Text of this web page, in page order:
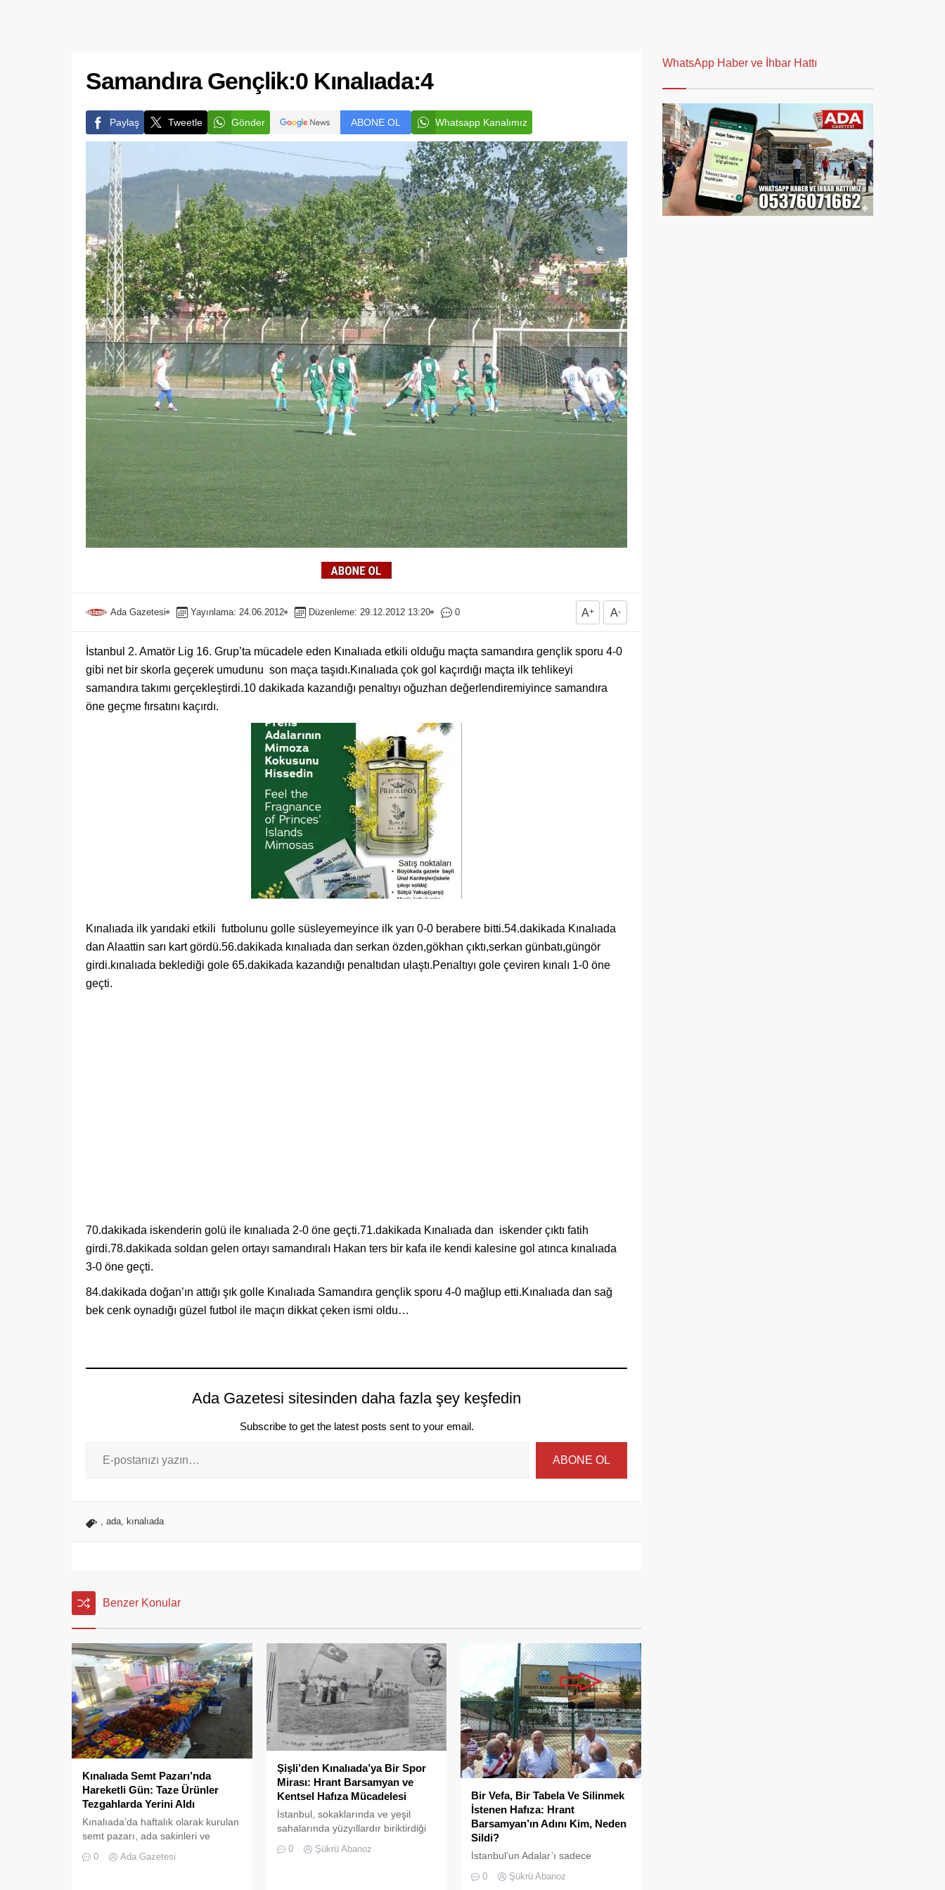
Samandıra Gençlik:0 Kınalıada:4
Paylaş Tweetle Gönder ABONE OL Whatsapp Kanalımız
Ada Gazetesi Yayınlama: 24.06.2012 Düzenleme: 29.12.2012 13:20 0 A+ A-
İstanbul 2. Amatör Lig 16. Grup’ta mücadele eden Kınalıada etkili olduğu maçta samandıra gençlik sporu 4-0
gibi net bir skorla geçerek umudunu son maça taşıdı.Kınalıada çok gol kaçırdığı maçta ilk tehlikeyi
samandıra takımı gerçekleştirdi.10 dakikada kazandığı penaltıyı oğuzhan değerlendiremiyince samandıra
öne geçme fırsatını kaçırdı.
Kınalıada ilk yarıdaki etkili futbolunu golle süsleyemeyince ilk yarı 0-0 berabere bitti.54.dakikada Kınalıada
dan Alaattin sarı kart gördü.56.dakikada kınalıada dan serkan özden,gökhan çıktı,serkan günbatı,güngör
girdi.kınalıada beklediği gole 65.dakikada kazandığı penaltıdan ulaştı.Penaltıyı gole çeviren kınalı 1-0 öne
geçti.
70.dakikada iskenderin golü ile kınalıada 2-0 öne geçti.71.dakikada Kınalıada dan iskender çıktı fatih
girdi.78.dakikada soldan gelen ortayı samandıralı Hakan ters bir kafa ile kendi kalesine gol atınca kınalıada
3-0 öne geçti.
84.dakikada doğan’ın attığı şık golle Kınalıada Samandıra gençlik sporu 4-0 mağlup etti.Kınalıada dan sağ
bek cenk oynadığı güzel futbol ile maçın dikkat çeken ismi oldu…
Ada Gazetesi sitesinden daha fazla şey keşfedin
Subscribe to get the latest posts sent to your email.
ABONE OL
ada kınalıada
Benzer Konular
Kınalıada Semt Pazarı’nda
Hareketli Gün: Taze Ürünler
Tezgahlarda Yerini Aldı
Kınalıada’da haftalık olarak kurulan
semt pazarı, ada sakinleri ve
ziyaretçilerin katılımıyla her
zamanki canlılığına ulaştı.
0 Ada Gazetesi
Şişli’den Kınalıada’ya Bir Spor
Mirası: Hrant Barsamyan ve
Kentsel Hafıza Mücadelesi
İstanbul, sokaklarında ve yeşil
sahalarında yüzyıllardır biriktirdiği
çok kültürlü mirasıyla yaşayan
devasa bir hafıza mekânıdır.
0 Şükrü Abanoz
Bir Vefa, Bir Tabela Ve Silinmek
İstenen Hafıza: Hrant
Barsamyan’ın Adını Kim, Neden
Sildi?
İstanbul’un Adalar’ı sadece
nefes aldığı toprak parçaları
0 Şükrü Abanoz
WhatsApp Haber ve İhbar Hattı